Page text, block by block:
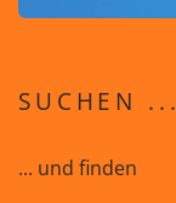
SUCHEN ...
... und finden